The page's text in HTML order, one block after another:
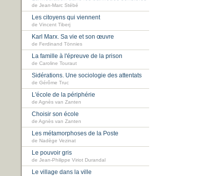
de Jean-Marc Stébé
Les citoyens qui viennent
de Vincent Tiberj
Karl Marx. Sa vie et son œuvre
de Ferdinand Tönnies
La famille à l'épreuve de la prison
de Caroline Touraut
Sidérations. Une sociologie des attentats
de Gérôme Truc
L'école de la périphérie
de Agnès van Zanten
Choisir son école
de Agnès van Zanten
Les métamorphoses de la Poste
de Nadège Vezinat
Le pouvoir gris
de Jean-Philippe Viriot Durandal
Le village dans la ville